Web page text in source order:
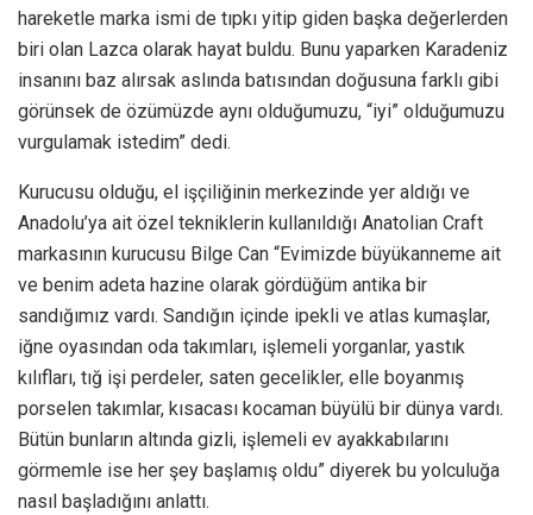
hareketle marka ismi de tıpkı yitip giden başka değerlerden
biri olan Lazca olarak hayat buldu. Bunu yaparken Karadeniz
insanını baz alırsak aslında batısından doğusuna farklı gibi
görünsek de özümüzde aynı olduğumuzu, “iyi” olduğumuzu
vurgulamak istedim” dedi.
Kurucusu olduğu, el işçiliğinin merkezinde yer aldığı ve
Anadolu’ya ait özel tekniklerin kullanıldığı Anatolian Craft
markasının kurucusu Bilge Can “Evimizde büyükanneme ait
ve benim adeta hazine olarak gördüğüm antika bir
sandığımız vardı. Sandığın içinde ipekli ve atlas kumaşlar,
iğne oyasından oda takımları, işlemeli yorganlar, yastık
kılıfları, tığ işi perdeler, saten gecelikler, elle boyanmış
porselen takımlar, kısacası kocaman büyülü bir dünya vardı.
Bütün bunların altında gizli, işlemeli ev ayakkabılarını
görmemle ise her şey başlamış oldu” diyerek bu yolculuğa
nasıl başladığını anlattı.